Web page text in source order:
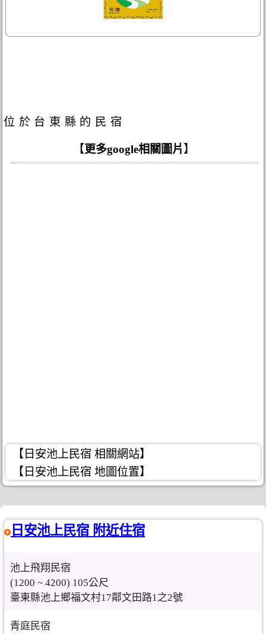
位於台東縣的民宿
【 更多google相關圖片 】
【日安池上民宿 相關網站】
【日安池上民宿 地圖位置】
日安池上民宿 附近住宿
池上飛翔民宿
(1200 ~ 4200) 105公尺
臺東縣池上鄉福文村17鄰文田路1之2號
青庭民宿